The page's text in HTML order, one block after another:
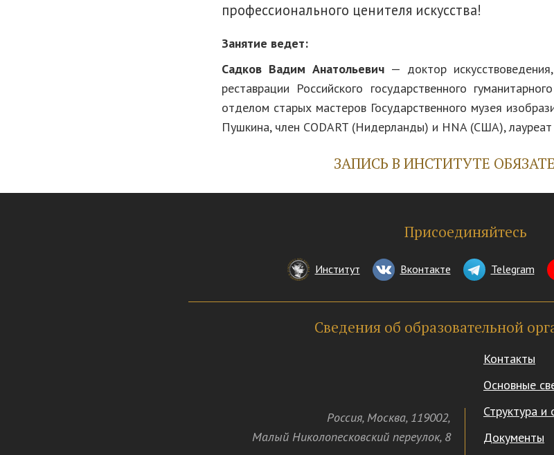
профессионального ценителя искусства!
Занятие ведет:
Садков Вадим Анатольевич— доктор
реставрации Российского государственного
отделом старых мастеров Государственного музея
Пушкина, член CODART (Нидерланды) и HNA (США),
ЗАПИСЬ В ИНСТИТУТЕ
Присоединяйтесь
Институт Вконтакте Telegram
Сведения об образовательной
Контакты
Основные
Структура и
Документы
Россия, Москва, 119002,
Малый Николопесковский переулок,8